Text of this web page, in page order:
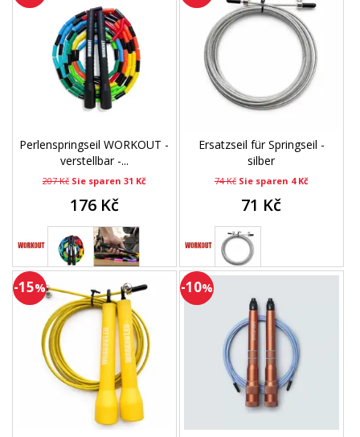
Perlenspringseil WORKOUT -
verstellbar -...
207 Kč Sie sparen 31 Kč
176 Kč
Ersatzseil für Springseil -
silber
74 Kč Sie sparen 4 Kč
71 Kč
-15% -10%